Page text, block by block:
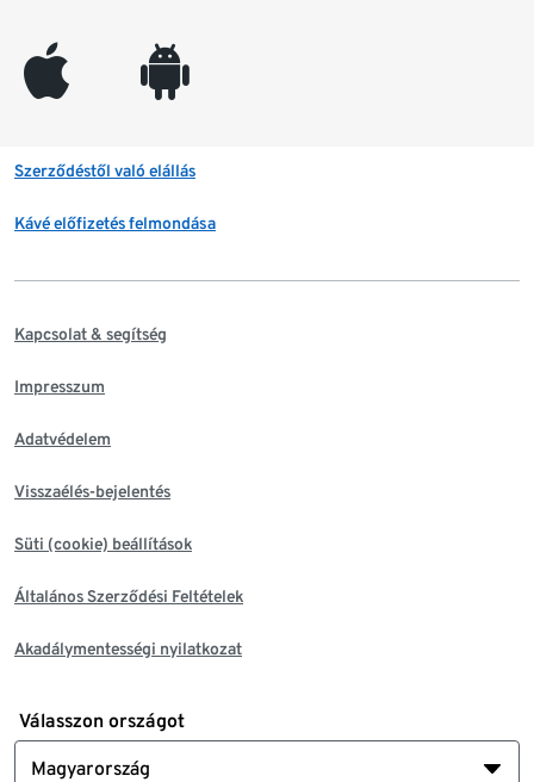
appleinc android
Szerződéstől való elállás
Kávé előfizetés felmondása
Kapcsolat & segítség
Impresszum
Adatvédelem
Visszaélés-bejelentés
Süti (cookie) beállítások
Általános Szerződési Feltételek
Akadálymentességi nyilatkozat
Válasszon országot
Magyarország